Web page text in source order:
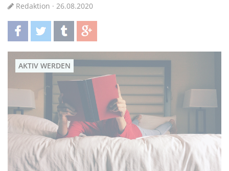
Redaktion · 26.08.2020
teilentwittern teilen teilen
AKTIV WERDEN